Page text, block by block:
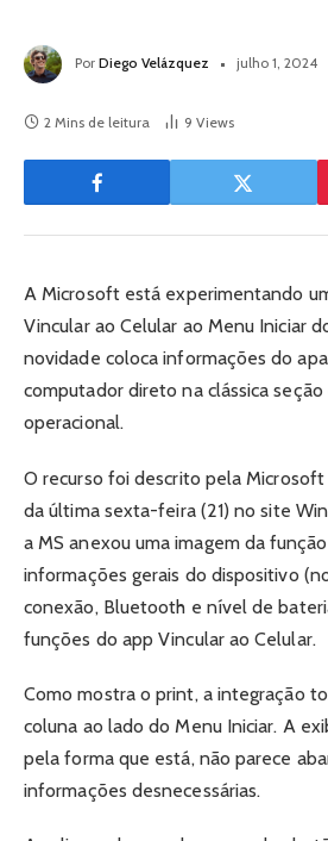
Por Diego Velázquez julho 1, 2024
2 Mins de leitura 9 Views
A Microsoft está experimentando
Vincular ao Celular ao Menu Iniciar
novidade coloca informações do
computador direto na clássica
operacional.
O recurso foi descrito pela Microsoft
da última sexta-feira (21) no site
a MS anexou uma imagem da
informações gerais do dispositivo
conexão, Bluetooth e nível de
funções do app Vincular ao Celular.
Como mostra o print, a integração
coluna ao lado do Menu Iniciar. A
pela forma que está, não parece
informações desnecessárias.